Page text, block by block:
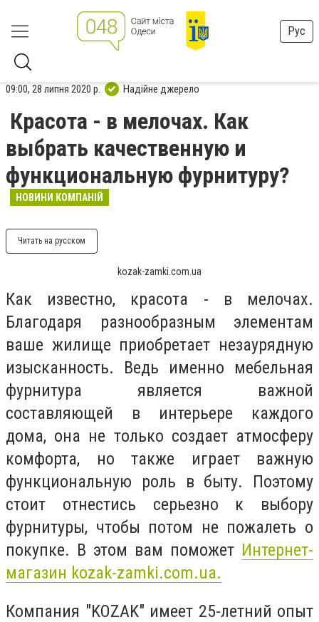
Рус
09:00, 28 липня 2020 р. Надійне джерело
Красота - в мелочах. Как
выбрать качественную и
функциональную фурнитуру?
НОВИНИ КОМПАНІЙ
Читать на русском
kozak-zamki.com.ua
Как известно, красота - в мелочах.
Благодаря разнообразным элементам
ваше жилище приобретает незаурядную
изысканность. Ведь именно мебельная
фурнитура является важной
составляющей в интерьере каждого
дома, она не только создает атмосферу
комфорта, но также играет важную
функциональную роль в быту. Поэтому
стоит отнестись серьезно к выбору
фурнитуры, чтобы потом не пожалеть о
покупке. В этом вам поможет Интернет-
магазин kozak-zamki.com.ua.
Компания "KOZAK" имеет 25-летний опыт